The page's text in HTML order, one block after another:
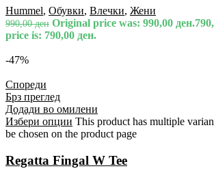
Hummel, Обувки, Влечки, Жени
990,00ден Original price was: 990,00 ден.
price is: 790,00 ден.
-47%
Спореди
Брз преглед
Додади во омилени
Избери опции This product has multiple
be chosen on the product page
Regatta Fingal W Tee